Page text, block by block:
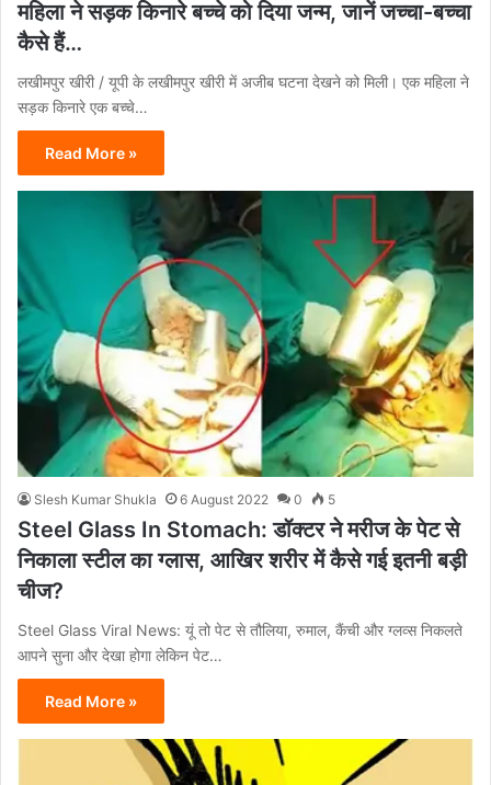
महिला ने सड़क किनारे बच्चे को दिया जन्म, जानें जच्चा-बच्चा
कैसे हैं…
लखीमपुर खीरी / यूपी के लखीमपुर खीरी में अजीब घटना देखने को मिली। एक महिला ने
सड़क किनारे एक बच्चे…
Read More »
Slesh Kumar Shukla 6 August 2022 0 5
Steel Glass In Stomach: डॉक्टर ने मरीज के पेट से
निकाला स्टील का ग्लास, आखिर शरीर में कैसे गई इतनी बड़ी
चीज?
Steel Glass Viral News: यूं तो पेट से तौलिया, रुमाल, कैंची और ग्लव्स निकलते
आपने सुना और देखा होगा लेकिन पेट…
Read More »